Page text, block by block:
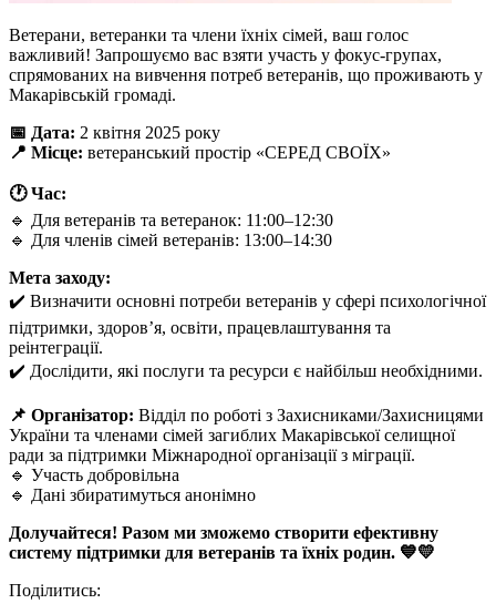
Ветерани, ветеранки та члени їхніх сімей, ваш голос
важливий! Запрошуємо вас взяти участь у фокус-групах,
спрямованих на вивчення потреб ветеранів, що проживають у
Макарівській громаді.
📅 Дата: 2 квітня 2025 року
📍 Місце: ветеранський простір «СЕРЕД СВОЇХ»
🕐 Час:
🔹 Для ветеранів та ветеранок: 11:00–12:30
🔹 Для членів сімей ветеранів: 13:00–14:30
Мета заходу:
✔️ Визначити основні потреби ветеранів у сфері психологічної
підтримки, здоров’я, освіти, працевлаштування та
реінтеграції.
✔️ Дослідити, які послуги та ресурси є найбільш необхідними.
📌 Організатор: Відділ по роботі з Захисниками/Захисницями
України та членами сімей загиблих Макарівської селищної
ради за підтримки Міжнародної організації з міграції.
🔹 Участь добровільна
🔹 Дані збиратимуться анонімно
Долучайтеся! Разом ми зможемо створити ефективну
систему підтримки для ветеранів та їхніх родин. 💙💛
Поділитись: